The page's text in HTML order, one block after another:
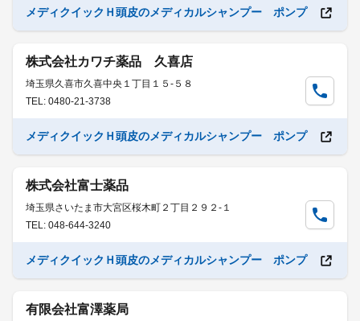
メディクイックＨ頭皮のメディカルシャンプー ポンプ
株式会社カワチ薬品 久喜店
埼玉県久喜市久喜中央１丁目１５-５８
TEL: 0480-21-3738
メディクイックＨ頭皮のメディカルシャンプー ポンプ
株式会社富士薬品
埼玉県さいたま市大宮区桜木町２丁目２９２-１
TEL: 048-644-3240
メディクイックＨ頭皮のメディカルシャンプー ポンプ
有限会社富澤薬局